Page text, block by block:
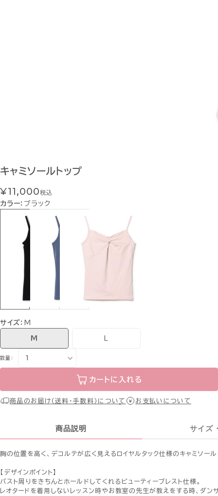
キャミソールトップ
¥11,000税込
カラー： ブラック
サイズ： M
M
数量：
カートに入れる
商品のお届け（送料・手数料）について お支払いについて
商品説明 サイズ
胸の位置を高く、デコルテが広く見えるロイヤルタック仕様のキャミソール
【デザインポイント】
バスト周りをきちんとホールドしてくれるビューティーブレスト仕様。
レオタードを着用しないレッスン時やお教室の先生が教えをする時、ダン